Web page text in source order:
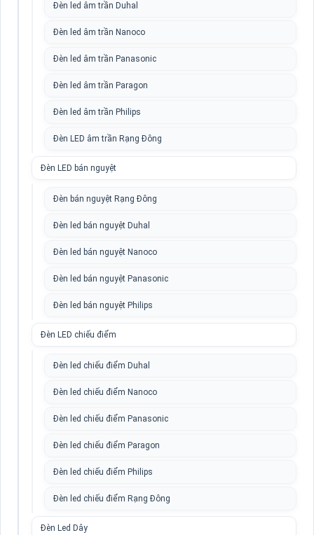
Đèn led âm trần Duhal
Đèn led âm trần Nanoco
Đèn led âm trần Panasonic
Đèn led âm trần Paragon
Đèn led âm trần Philips
Đèn LED âm trần Rạng Đông
Đèn LED bán nguyệt
Đèn bán nguyệt Rạng Đông
Đèn led bán nguyệt Duhal
Đèn led bán nguyệt Nanoco
Đèn led bán nguyệt Panasonic
Đèn led bán nguyệt Philips
Đèn LED chiếu điểm
Đèn led chiếu điểm Duhal
Đèn led chiếu điểm Nanoco
Đèn led chiếu điểm Panasonic
Đèn led chiếu điểm Paragon
Đèn led chiếu điểm Philips
Đèn led chiếu điểm Rạng Đông
Đèn Led Dây